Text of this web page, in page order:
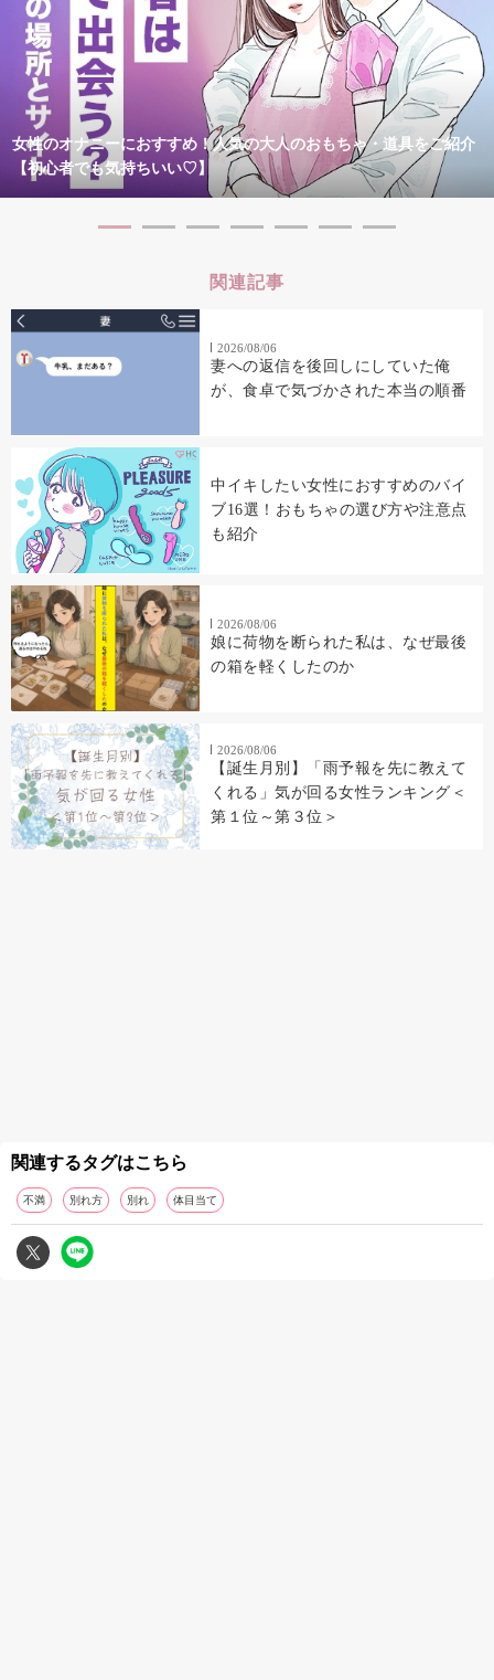
女性のオナニーにおすすめ！人気の大人のおもちゃ・道具をご紹介
【初心者でも気持ちいい♡】
関連記事
2026/08/06
妻への返信を後回しにしていた俺
が、食卓で気づかされた本当の順番
中イキしたい女性におすすめのバイ
ブ16選！おもちゃの選び方や注意点
も紹介
2026/08/06
娘に荷物を断られた私は、なぜ最後
の箱を軽くしたのか
2026/08/06
【誕生月別】「雨予報を先に教えて
くれる」気が回る女性ランキング＜
第１位～第３位＞
関連するタグはこちら
不満 別れ方 別れ 体目当て